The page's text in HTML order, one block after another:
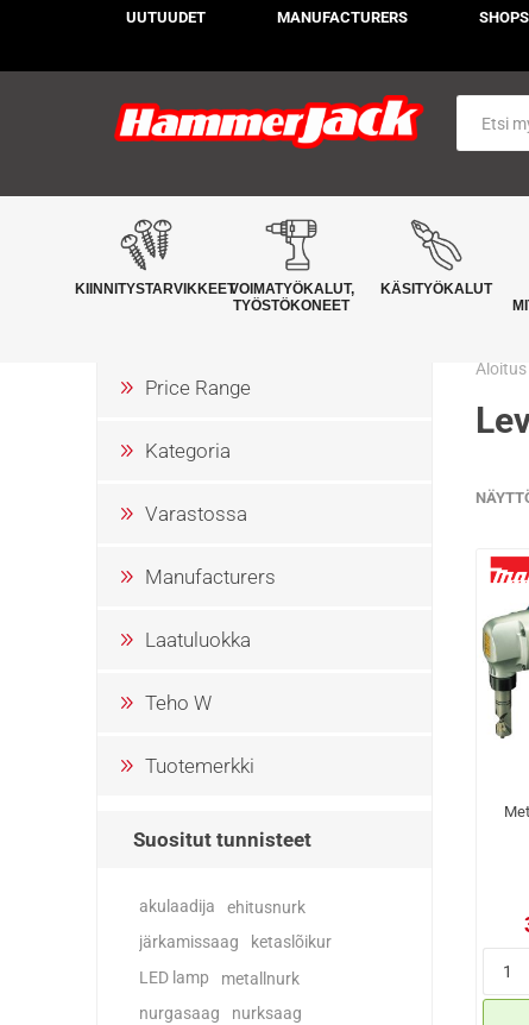
UUTUUDET MANUFACTURERS SHOPS
KIINNITYSTARVIKKEETVOIMATYÖKALUT,
TYÖSTÖKONEET
KÄSITYÖKALUT
Aloitus
Price Range
Kategoria
Varastossa
Manufacturers
Laatuluokka
Teho W
Tuotemerkki
Suositut tunnisteet
akulaadija ehitusnurk
järkamissaag
ketaslõikur
LED lamp
metallnurk
nurgasaag nurksaag